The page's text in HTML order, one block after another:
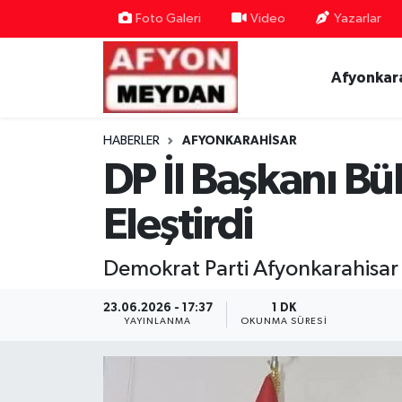
Foto Galeri Video Yazarlar
HABERLER AFYONKARAHISAR
DP İl Başkanı
Eleştirdi
Demokrat Parti
23.06.2026 - 17:37
YAYINLANMA
1 DK
OKUNMA SÜRESI
Nöbetçi Eczaneler
Hava Durumu
Süper Lig Puan Durumu ve Fikstür